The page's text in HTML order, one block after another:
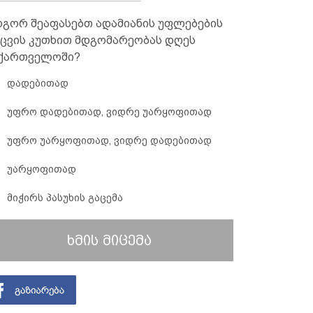
შეაფასებთ ადამიანის უფლებების
კუთხით მდგომარეობას დღეს
დადებითად
უფრო დადებითად, ვიდრე უარყოფითად
უფრო უარყოფითად, ვიდრე დადებითად
უარყოფითად
მიჭირს პასუხის გაცემა
ხმის მიცემა